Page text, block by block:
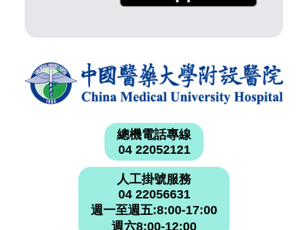
總機電話專線
04 22052121
人工掛號服務
04 22056631
週一至週五:8:00-17:00
週六8:00-12:00